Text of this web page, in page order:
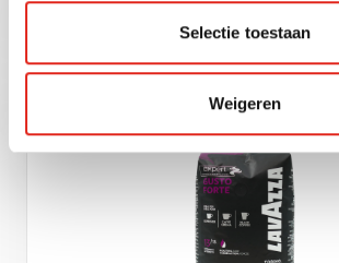
Selectie toestaan
Weigeren